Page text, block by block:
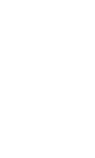
ficar sem médico de
alerta associação
do pulmão são
investimento